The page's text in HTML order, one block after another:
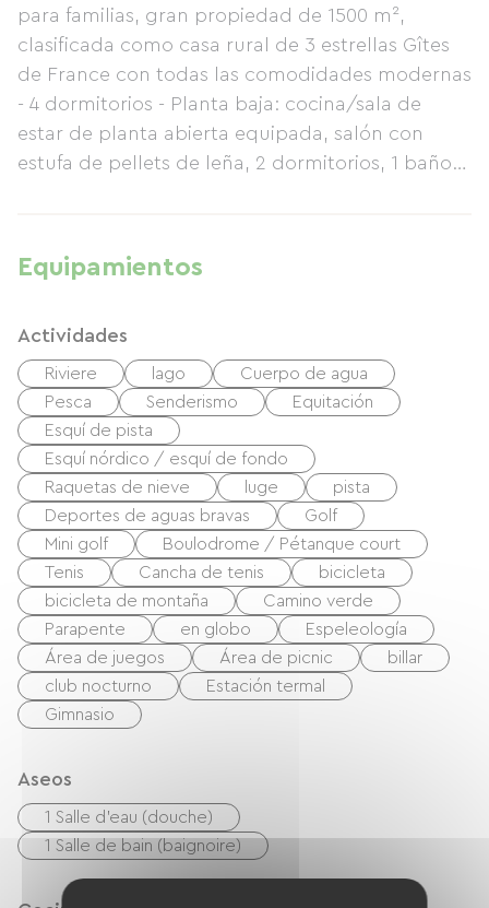
para familias, gran propiedad de 1500 m²,
clasificada como casa rural de 3 estrellas Gîtes
de France con todas las comodidades modernas
- 4 dormitorios - Planta baja: cocina/sala de
estar de planta abierta equipada, salón con
estufa de pellets de leña, 2 dormitorios, 1 baño
lavavajillas, lavadora, secadora, parrilla raclette...
Cerca (1 km), en el encantador pueblecito de
senderismo y ciclismo de montaña que parten
de la casa. Página web del propietario:
http://gite-vosges-toinette.fr/ Gastos incluidos
(calefacción, agua, electricidad).
Equipamientos
Actividades
Riviere lago
Cuerpo de agua
Pesca
Senderismo
Equitación
Esquí de pista
Esquí nórdico / esquí de fondo
Raquetas de nieve
luge
pista
Deportes de aguas bravas
Golf
Mini golf
Boulodrome / Pétanque court
Tenis
Cancha de tenis
bicicleta
bicicleta de montaña
Camino verde
Parapente
en globo
Espeleología
Área de juegos
Área de picnic
billar
club nocturno
Estación termal
Gimnasio
Aseos
1 Salle d'eau (douche)
1 Salle de bain (baignoire)